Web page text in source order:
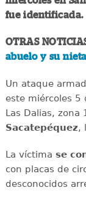
fue identificada.
OTRAS
abuelo y su
Un ataque
este miércoles 5
Las Dalias,
Sacatepéquez,
La víctima se
con placas de
desconocidos